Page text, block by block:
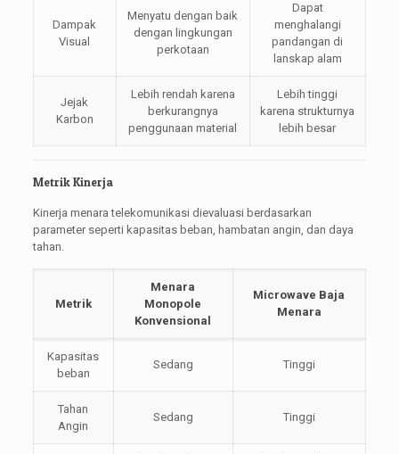
Dampak
Visual
Menyatu dengan baik
dengan lingkungan
perkotaan
Dapat
menghalangi
pandangan di
lanskap alam
Jejak
Karbon
Lebih rendah karena
berkurangnya
penggunaan material
Lebih tinggi
karena strukturnya
lebih besar
Metrik Kinerja
Kinerja menara telekomunikasi dievaluasi berdasarkan
parameter seperti kapasitas beban, hambatan angin, dan daya
tahan.
Metrik
Menara
Monopole
Konvensional
Microwave Baja
Menara
Kapasitas
beban
Sedang Tinggi
Tahan
Angin
Sedang Tinggi